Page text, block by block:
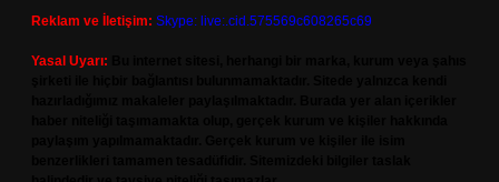
Reklam ve İletişim: Skype: live:.cid.575569c608265c69
Yasal Uyarı: